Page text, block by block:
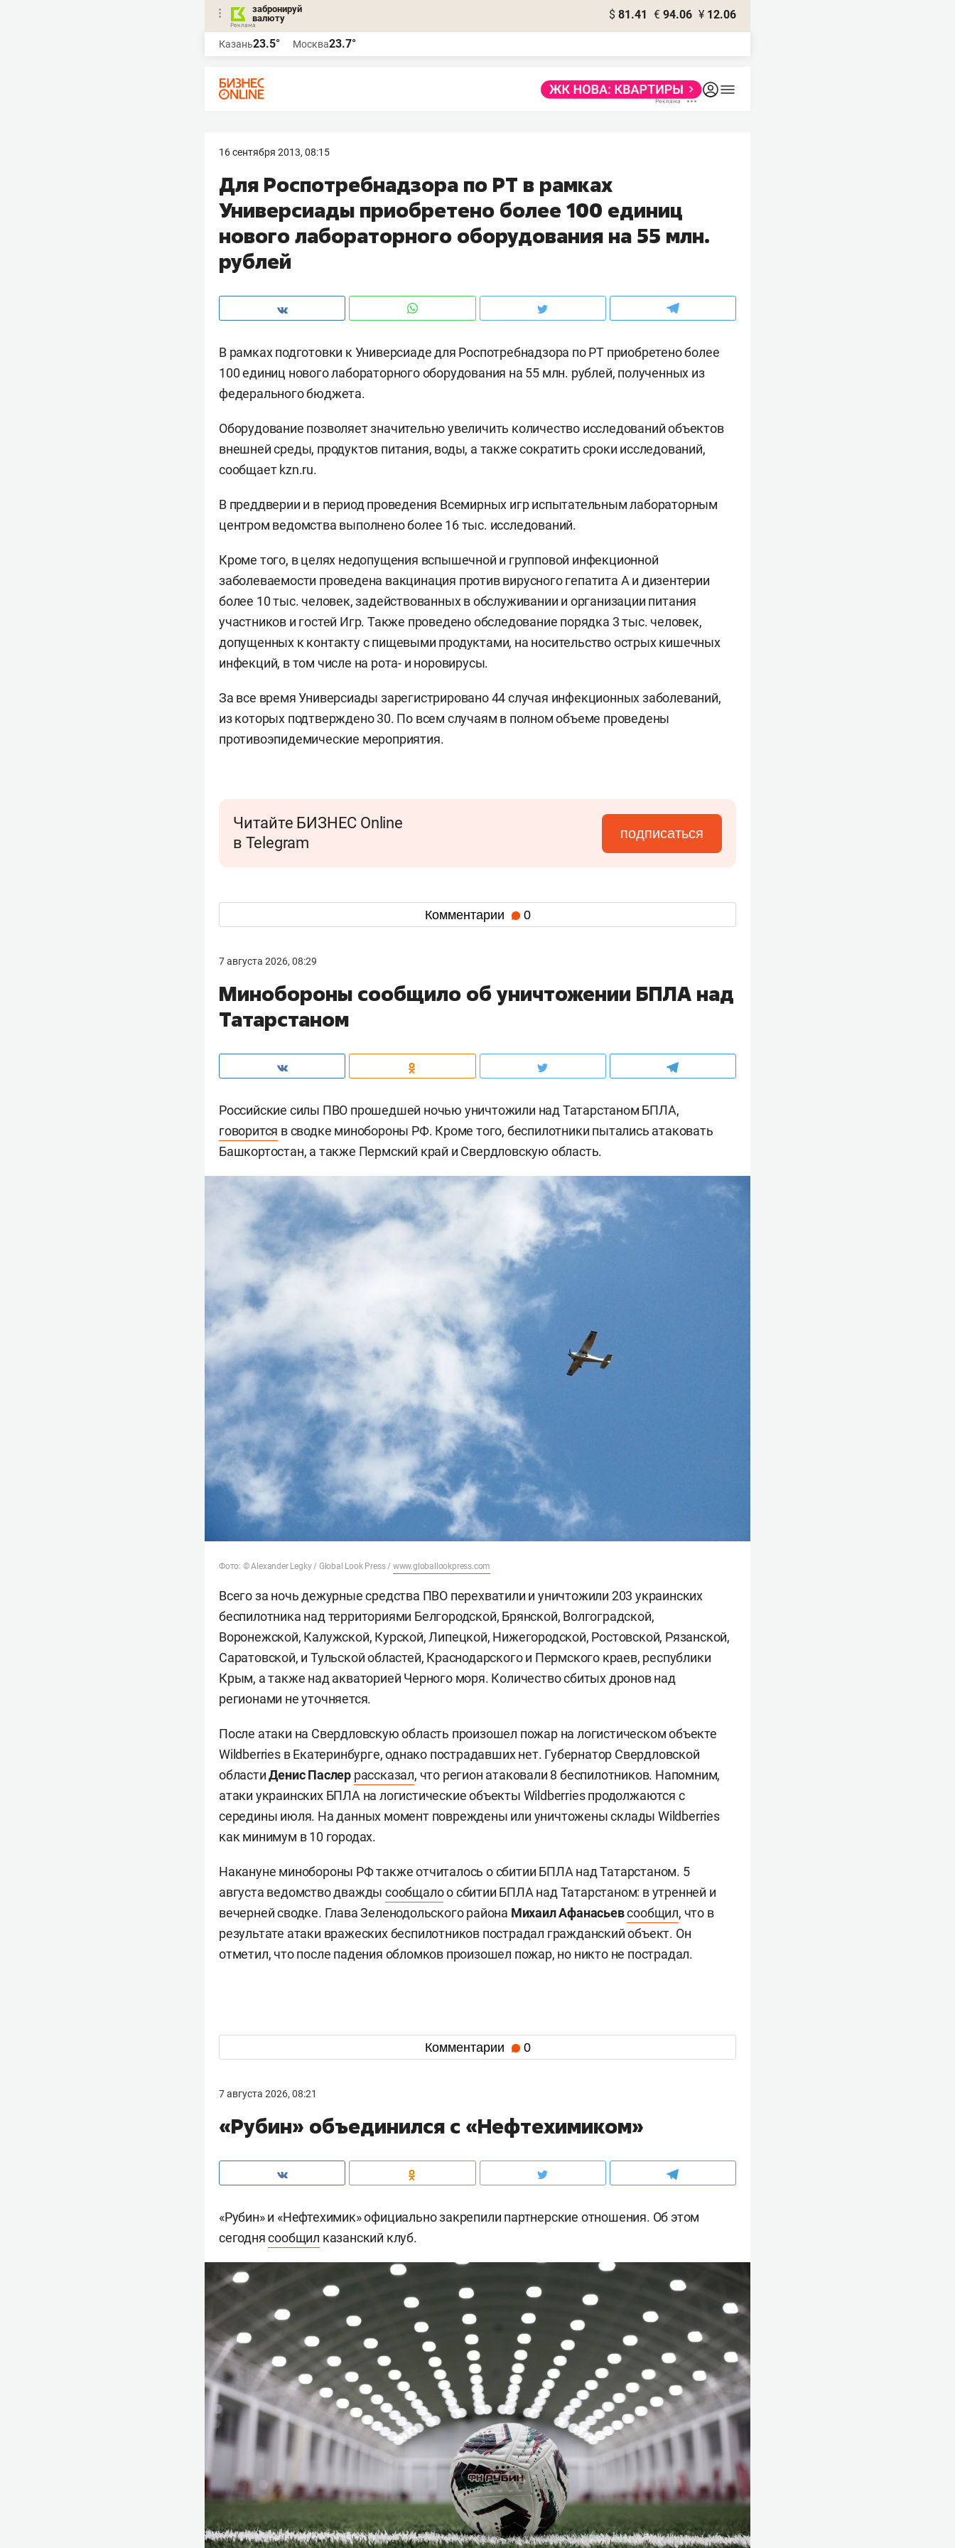
забронируй
валюту
$ 81.41 € 94.06 ¥ 12.06
Казань23.5° Москва23.7°
16 сентября 2013, 08:15
Для Роспотребнадзора по РТ в рамках
Универсиады приобретено более 100 единиц
нового лабораторного оборудования на 55 млн.
рублей
В рамках подготовки к Универсиаде для Роспотребнадзора по РТ приобретено более
100 единиц нового лабораторного оборудования на 55 млн. рублей, полученных из
федерального бюджета.
Оборудование позволяет значительно увеличить количество исследований объектов
внешней среды, продуктов питания, воды, а также сократить сроки исследований,
сообщает kzn.ru.
В преддверии и в период проведения Всемирных игр испытательным лабораторным
центром ведомства выполнено более 16 тыс. исследований.
Кроме того, в целях недопущения вспышечной и групповой инфекционной
заболеваемости проведена вакцинация против вирусного гепатита А и дизентерии
более 10 тыс. человек, задействованных в обслуживании и организации питания
участников и гостей Игр. Также проведено обследование порядка 3 тыс. человек,
допущенных к контакту с пищевыми продуктами, на носительство острых кишечных
инфекций, в том числе на рота- и норовирусы.
За все время Универсиады зарегистрировано 44 случая инфекционных заболеваний,
из которых подтверждено 30. По всем случаям в полном объеме проведены
противоэпидемические мероприятия.
Читайте БИЗНЕС Online
в Telegram
подписаться
Комментарии 0
7 августа 2026, 08:29
Минобороны сообщило об уничтожении БПЛА над
Татарстаном
Российские силы ПВО прошедшей ночью уничтожили над Татарстаном БПЛА,
говорится в сводке минобороны РФ. Кроме того, беспилотники пытались атаковать
Башкортостан, а также Пермский край и Свердловскую область.
Фото: © Alexander Legky / Global Look Press / www.globallookpress.com
Всего за ночь дежурные средства ПВО перехватили и уничтожили 203 украинских
беспилотника над территориями Белгородской, Брянской, Волгоградской,
Воронежской, Калужской, Курской, Липецкой, Нижегородской, Ростовской, Рязанской,
Саратовской, и Тульской областей, Краснодарского и Пермского краев, республики
Крым, а также над акваторией Черного моря. Количество сбитых дронов над
регионами не уточняется.
После атаки на Свердловскую область произошел пожар на логистическом объекте
Wildberries в Екатеринбурге, однако пострадавших нет. Губернатор Свердловской
областиДенис Паслер рассказал, что регион атаковали 8 беспилотников. Напомним,
атаки украинских БПЛА на логистические объекты Wildberries продолжаются с
середины июля. На данных момент повреждены или уничтожены склады Wildberries
как минимум в 10 городах.
Накануне минобороны РФ также отчиталось о сбитии БПЛА над Татарстаном. 5
августа ведомство дваждысообщалоо сбитии БПЛА над Татарстаном: в утренней и
вечерней сводке. Глава Зеленодольского района Михаил Афанасьевсообщил, что в
результате атаки вражеских беспилотников пострадал гражданский объект. Он
отметил, что после падения обломков произошел пожар, но никто не пострадал.
Комментарии 0
7 августа 2026, 08:21
«Рубин» объединился с «Нефтехимиком»
«Рубин» и «Нефтехимик» официально закрепили партнерские отношения. Об этом
сегоднясообщил казанский клуб.